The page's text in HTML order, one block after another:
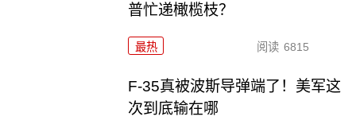
普忙递橄榄枝？
最热 阅读 6815
F-35真被波斯导弹端了！美军这
次到底输在哪